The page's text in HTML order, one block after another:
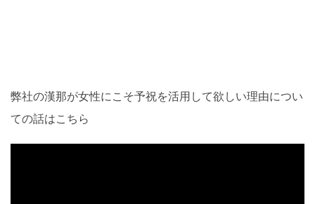
弊社の漢那が女性にこそ予祝を活用して欲しい理由につい
ての話はこちら